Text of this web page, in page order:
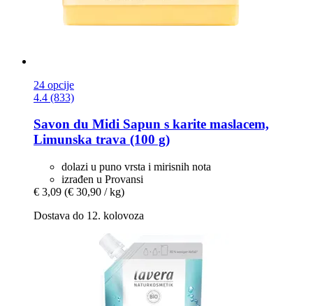
24 opcije
4.4 (833)
Savon du Midi Sapun s karite maslacem,
Limunska trava (100 g)
dolazi u puno vrsta i mirisnih nota
izrađen u Provansi
€ 3,09 (€ 30,90 / kg)
Dostava do 12. kolovoza